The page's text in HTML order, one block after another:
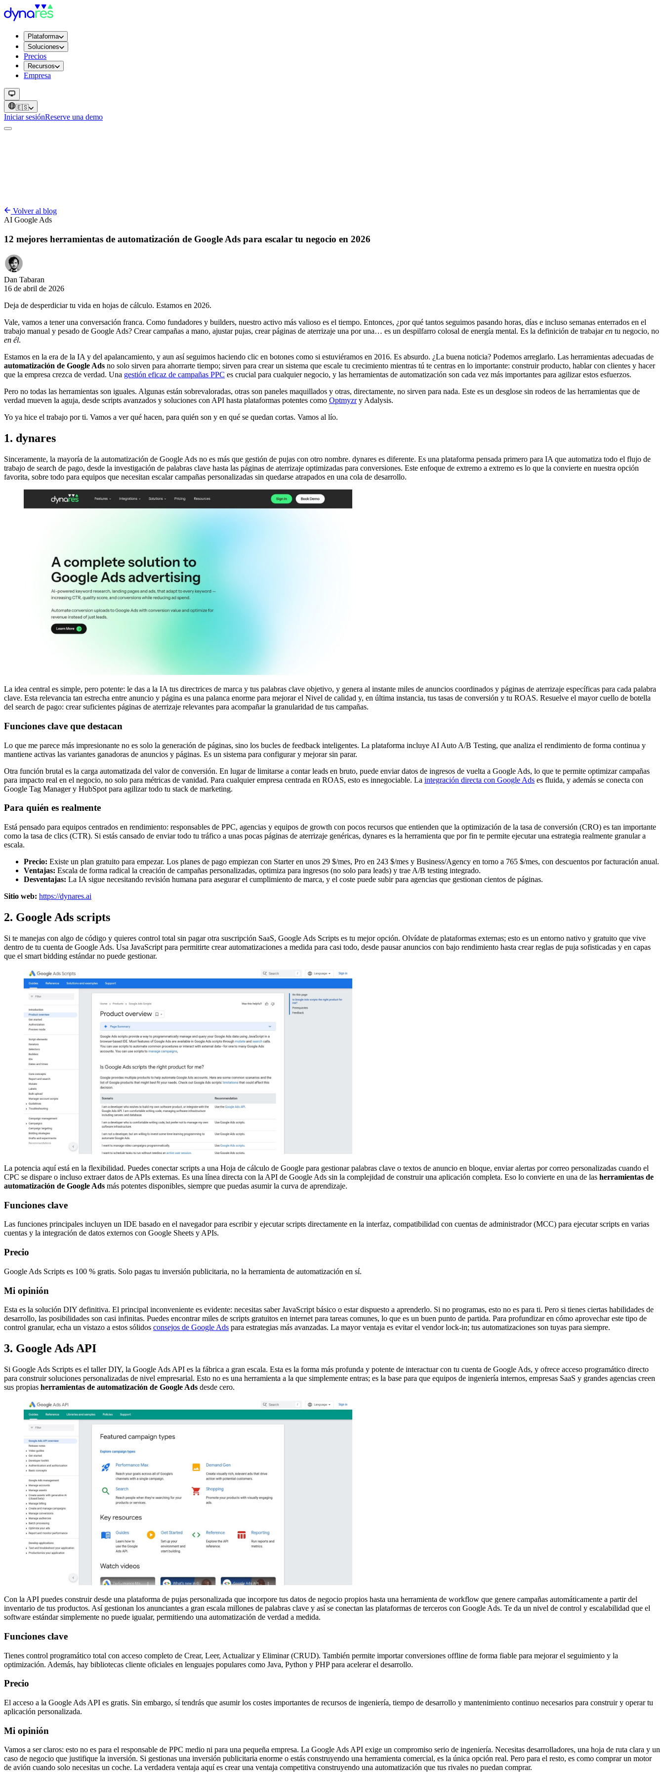
Plataforma
Soluciones
Precios
Recursos
Empresa
🇪🇸
Iniciar sesiónReserve una demo
Volver al blog
AI Google Ads
12 mejores herramientas de automatización de Google Ads para escalar tu negocio en 2026
Dan Tabaran
16 de abril de 2026
Deja de desperdiciar tu vida en hojas de cálculo. Estamos en 2026.
Vale, vamos a tener una conversación franca. Como fundadores y builders, nuestro activo más valioso es el tiempo. Entonces, ¿por qué tantos seguimos pasando horas, días e incluso semanas enterrados en el
trabajo manual y pesado de Google Ads? Crear campañas a mano, ajustar pujas, crear páginas de aterrizaje una por una… es un despilfarro colosal de energía mental. Es la definición de trabajaren tu negocio, no
en él.
Estamos en la era de la IA y del apalancamiento, y aun así seguimos haciendo clic en botones como si estuviéramos en 2016. Es absurdo. ¿La buena noticia? Podemos arreglarlo. Las herramientas adecuadas de
automatización de Google Ads no solo sirven para ahorrarte tiempo; sirven para crear un sistema que escale tu crecimiento mientras tú te centras en lo importante: construir producto, hablar con clientes y hacer
que la empresa crezca de verdad. Una gestión eficaz de campañas PPC es crucial para cualquier negocio, y las herramientas de automatización son cada vez más importantes para agilizar estos esfuerzos.
Pero no todas las herramientas son iguales. Algunas están sobrevaloradas, otras son paneles maquillados y otras, directamente, no sirven para nada. Este es un desglose sin rodeos de las herramientas que de
verdad mueven la aguja, desde scripts avanzados y soluciones con API hasta plataformas potentes como Optmyzry Adalysis.
Yo ya hice el trabajo por ti. Vamos a ver qué hacen, para quién son y en qué se quedan cortas. Vamos al lío.
1. dynares
Sinceramente, la mayoría de la automatización de Google Ads no es más que gestión de pujas con otro nombre. dynares es diferente. Es una plataforma pensada primero para IA que automatiza todo el flujo de
trabajo de search de pago, desde la investigación de palabras clave hasta las páginas de aterrizaje optimizadas para conversiones. Este enfoque de extremo a extremo es lo que la convierte en nuestra opción
favorita, sobre todo para equipos que necesitan escalar campañas personalizadas sin quedarse atrapados en una cola de desarrollo.
La idea central es simple, pero potente: le das a la IA tus directrices de marca y tus palabras clave objetivo, y genera al instante miles de anuncios coordinados y páginas de aterrizaje específicas para cada palabra
clave. Esta relevancia tan estrecha entre anuncio y página es una palanca enorme para mejorar el Nivel de calidad y, en última instancia, tus tasas de conversión y tu ROAS. Resuelve el mayor cuello de botella
del search de pago: crear suficientes páginas de aterrizaje relevantes para acompañar la granularidad de tus campañas.
Funciones clave que destacan
Lo que me parece más impresionante no es solo la generación de páginas, sino los bucles de feedback inteligentes. La plataforma incluye AI Auto A/B Testing, que analiza el rendimiento de forma continua y
mantiene activas las variantes ganadoras de anuncios y páginas. Es un sistema para configurar y mejorar sin parar.
Otra función brutal es la carga automatizada del valor de conversión. En lugar de limitarse a contar leads en bruto, puede enviar datos de ingresos de vuelta a Google Ads, lo que te permite optimizar campañas
para impacto real en el negocio, no solo para métricas de vanidad. Para cualquier empresa centrada en ROAS, esto es innegociable. La integración directa con Google Ads es fluida, y además se conecta con
Google Tag Manager y HubSpot para agilizar todo tu stack de marketing.
Para quién es realmente
Está pensado para equipos centrados en rendimiento: responsables de PPC, agencias y equipos de growth con pocos recursos que entienden que la optimización de la tasa de conversión (CRO) es tan importante
como la tasa de clics (CTR). Si estás cansado de enviar todo tu tráfico a unas pocas páginas de aterrizaje genéricas, dynares es la herramienta que por fin te permite ejecutar una estrategia realmente granular a
escala.
Precio: Existe un plan gratuito para empezar. Los planes de pago empiezan con Starter en unos 29 $/mes, Pro en 243 $/mes y Business/Agency en torno a 765 $/mes, con descuentos por facturación anual.
Ventajas: Escala de forma radical la creación de campañas personalizadas, optimiza para ingresos (no solo para leads) y trae A/B testing integrado.
Desventajas: La IA sigue necesitando revisión humana para asegurar el cumplimiento de marca, y el coste puede subir para agencias que gestionan cientos de páginas.
Sitio web: https://dynares.ai
2. Google Ads scripts
Si te manejas con algo de código y quieres control total sin pagar otra suscripción SaaS, Google Ads Scripts es tu mejor opción. Olvídate de plataformas externas; esto es un entorno nativo y gratuito que vive
dentro de tu cuenta de Google Ads. Usa JavaScript para permitirte crear automatizaciones a medida para casi todo, desde pausar anuncios con bajo rendimiento hasta crear reglas de puja sofisticadas y en capas
que el smart bidding estándar no puede gestionar.
La potencia aquí está en la flexibilidad. Puedes conectar scripts a una Hoja de cálculo de Google para gestionar palabras clave o textos de anuncio en bloque, enviar alertas por correo personalizadas cuando el
CPC se dispare o incluso extraer datos de APIs externas. Es una línea directa con la API de Google Ads sin la complejidad de construir una aplicación completa. Eso lo convierte en una de las herramientas de
automatización de Google Ads más potentes disponibles, siempre que puedas asumir la curva de aprendizaje.
Funciones clave
Las funciones principales incluyen un IDE basado en el navegador para escribir y ejecutar scripts directamente en la interfaz, compatibilidad con cuentas de administrador (MCC) para ejecutar scripts en varias
cuentas y la integración de datos externos con Google Sheets y APIs.
Precio
Google Ads Scripts es 100 % gratis. Solo pagas tu inversión publicitaria, no la herramienta de automatización en sí.
Mi opinión
Esta es la solución DIY definitiva. El principal inconveniente es evidente: necesitas saber JavaScript básico o estar dispuesto a aprenderlo. Si no programas, esto no es para ti. Pero si tienes ciertas habilidades de
desarrollo, las posibilidades son casi infinitas. Puedes encontrar miles de scripts gratuitos en internet para tareas comunes, lo que es un buen punto de partida. Para profundizar en cómo aprovechar este tipo de
control granular, echa un vistazo a estos sólidos consejos de Google Ads para estrategias más avanzadas. La mayor ventaja es evitar el vendor lock-in; tus automatizaciones son tuyas para siempre.
3. Google Ads API
Si Google Ads Scripts es el taller DIY, la Google Ads API es la fábrica a gran escala. Esta es la forma más profunda y potente de interactuar con tu cuenta de Google Ads, y ofrece acceso programático directo
para construir soluciones personalizadas de nivel empresarial. Esto no es una herramienta a la que simplemente entras; es la base para que equipos de ingeniería internos, empresas SaaS y grandes agencias creen
sus propias herramientas de automatización de Google Ads desde cero.
Con la API puedes construir desde una plataforma de pujas personalizada que incorpore tus datos de negocio propios hasta una herramienta de workflow que genere campañas automáticamente a partir del
inventario de tus productos. Así gestionan los anunciantes a gran escala millones de palabras clave y así se conectan las plataformas de terceros con Google Ads. Te da un nivel de control y escalabilidad que el
software estándar simplemente no puede igualar, permitiendo una automatización de verdad a medida.
Funciones clave
Tienes control programático total con acceso completo de Crear, Leer, Actualizar y Eliminar (CRUD). También permite importar conversiones offline de forma fiable para mejorar el seguimiento y la
optimización. Además, hay bibliotecas cliente oficiales en lenguajes populares como Java, Python y PHP para acelerar el desarrollo.
Precio
El acceso a la Google Ads API es gratis. Sin embargo, sí tendrás que asumir los costes importantes de recursos de ingeniería, tiempo de desarrollo y mantenimiento continuo necesarios para construir y operar tu
aplicación personalizada.
Mi opinión
Vamos a ser claros: esto no es para el responsable de PPC medio ni para una pequeña empresa. La Google Ads API exige un compromiso serio de ingeniería. Necesitas desarrolladores, una hoja de ruta clara y un
caso de negocio que justifique la inversión. Si gestionas una inversión publicitaria enorme o estás construyendo una herramienta comercial, es la única opción real. Pero para el resto, es como comprar un motor
de avión cuando solo necesitas un coche. La verdadera ventaja aquí es crear una ventaja competitiva construyendo una automatización que tus rivales no puedan comprar.